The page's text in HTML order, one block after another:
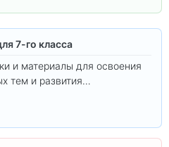
7-го класса
и материалы для освоения
тем и развития